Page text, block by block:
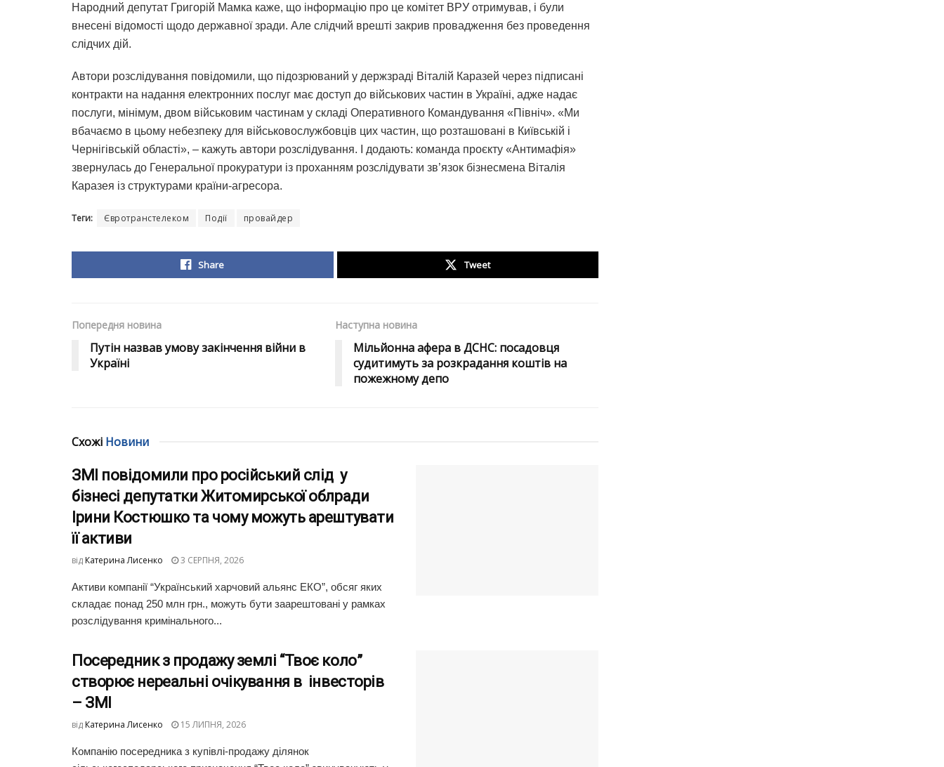
Народний депутат Григорій Мамка каже, що інформацію про це комітет ВРУ отримував, і були
внесені відомості щодо державної зради. Але слідчий врешті закрив провадження без проведення
слідчих дій.
Автори розслідування повідомили, що підозрюваний у держзраді Віталій Каразей через підписані
контракти на надання електронних послуг має доступ до військових частин в Україні, адже надає
послуги, мінімум, двом військовим частинам у складі Оперативного Командування «Північ». «Ми
вбачаємо в цьому небезпеку для військовослужбовців цих частин, що розташовані в Київській і
Чернігівській області», – кажуть автори розслідування. І додають: команда проєкту «Антимафія»
звернулась до Генеральної прокуратури із проханням розслідувати зв’язок бізнесмена Віталія
Каразея із структурами країни-агресора.
Теги: Євротранстелеком Події провайдер
Share Tweet
Попередня новина
Путін назвав умову закінчення війни в
Україні
Наступна новина
Мільйонна афера в ДСНС: посадовця
судитимуть за розкрадання коштів на
пожежному депо
Схожі Новини
ЗМІ повідомили про російський слід у
бізнесі депутатки Житомирської облради
Ірини Костюшко та чому можуть арештувати
її активи
від Катерина Лисенко 3 СЕРПНЯ, 2026
Активи компанії “Український харчовий альянс ЕКО”, обсяг яких
складає понад 250 млн грн., можуть бути заарештовані у рамках
розслідування кримінального...
Посередник з продажу землі “Твоє коло”
створює нереальні очікування в інвесторів
– ЗМІ
від Катерина Лисенко 15 ЛИПНЯ, 2026
Компанію посередника з купівлі-продажу ділянок